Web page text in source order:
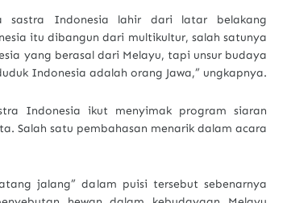
sastra Indonesia lahir dari latar belakang
itu dibangun dari multikultur, salah satunya
yang berasal dari Melayu, tapi unsur budaya
Indonesia adalah orang Jawa,” ungkapnya.
Indonesia ikut menyimak program siaran
Salah satu pembahasan menarik dalam acara
jalang” dalam puisi tersebut sebenarnya